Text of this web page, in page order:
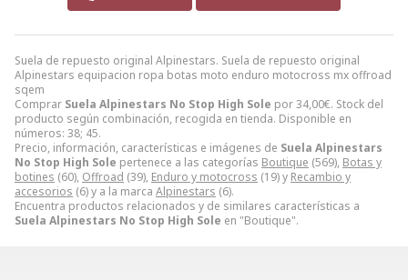
Suela de repuesto original Alpinestars. Suela de repuesto original
Alpinestars equipacion ropa botas moto enduro motocross mx offroad
sqem
Comprar Suela Alpinestars No Stop High Sole por34,00€. Stock del
producto según combinación, recogida en tienda. Disponible en
números: 38; 45.
Precio, información, características e imágenes de Suela Alpinestars
No Stop High Sole pertenece a las categorías Boutique (569), Botas y
botines (60), Offroad (39), Enduro y motocross (19) y Recambio y
accesorios (6) y a la marca Alpinestars (6).
Encuentra productos relacionados y de similares características a
Suela Alpinestars No Stop High Sole en "Boutique".